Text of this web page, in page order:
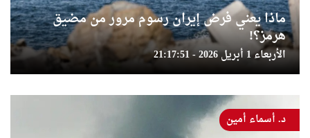
ماذا يعني فرض إيران رسوم مرور من مضيق
هرمز؟!
الأربعاء 1 أبريل 2026 - 21:17:51
د. أسماء أمين